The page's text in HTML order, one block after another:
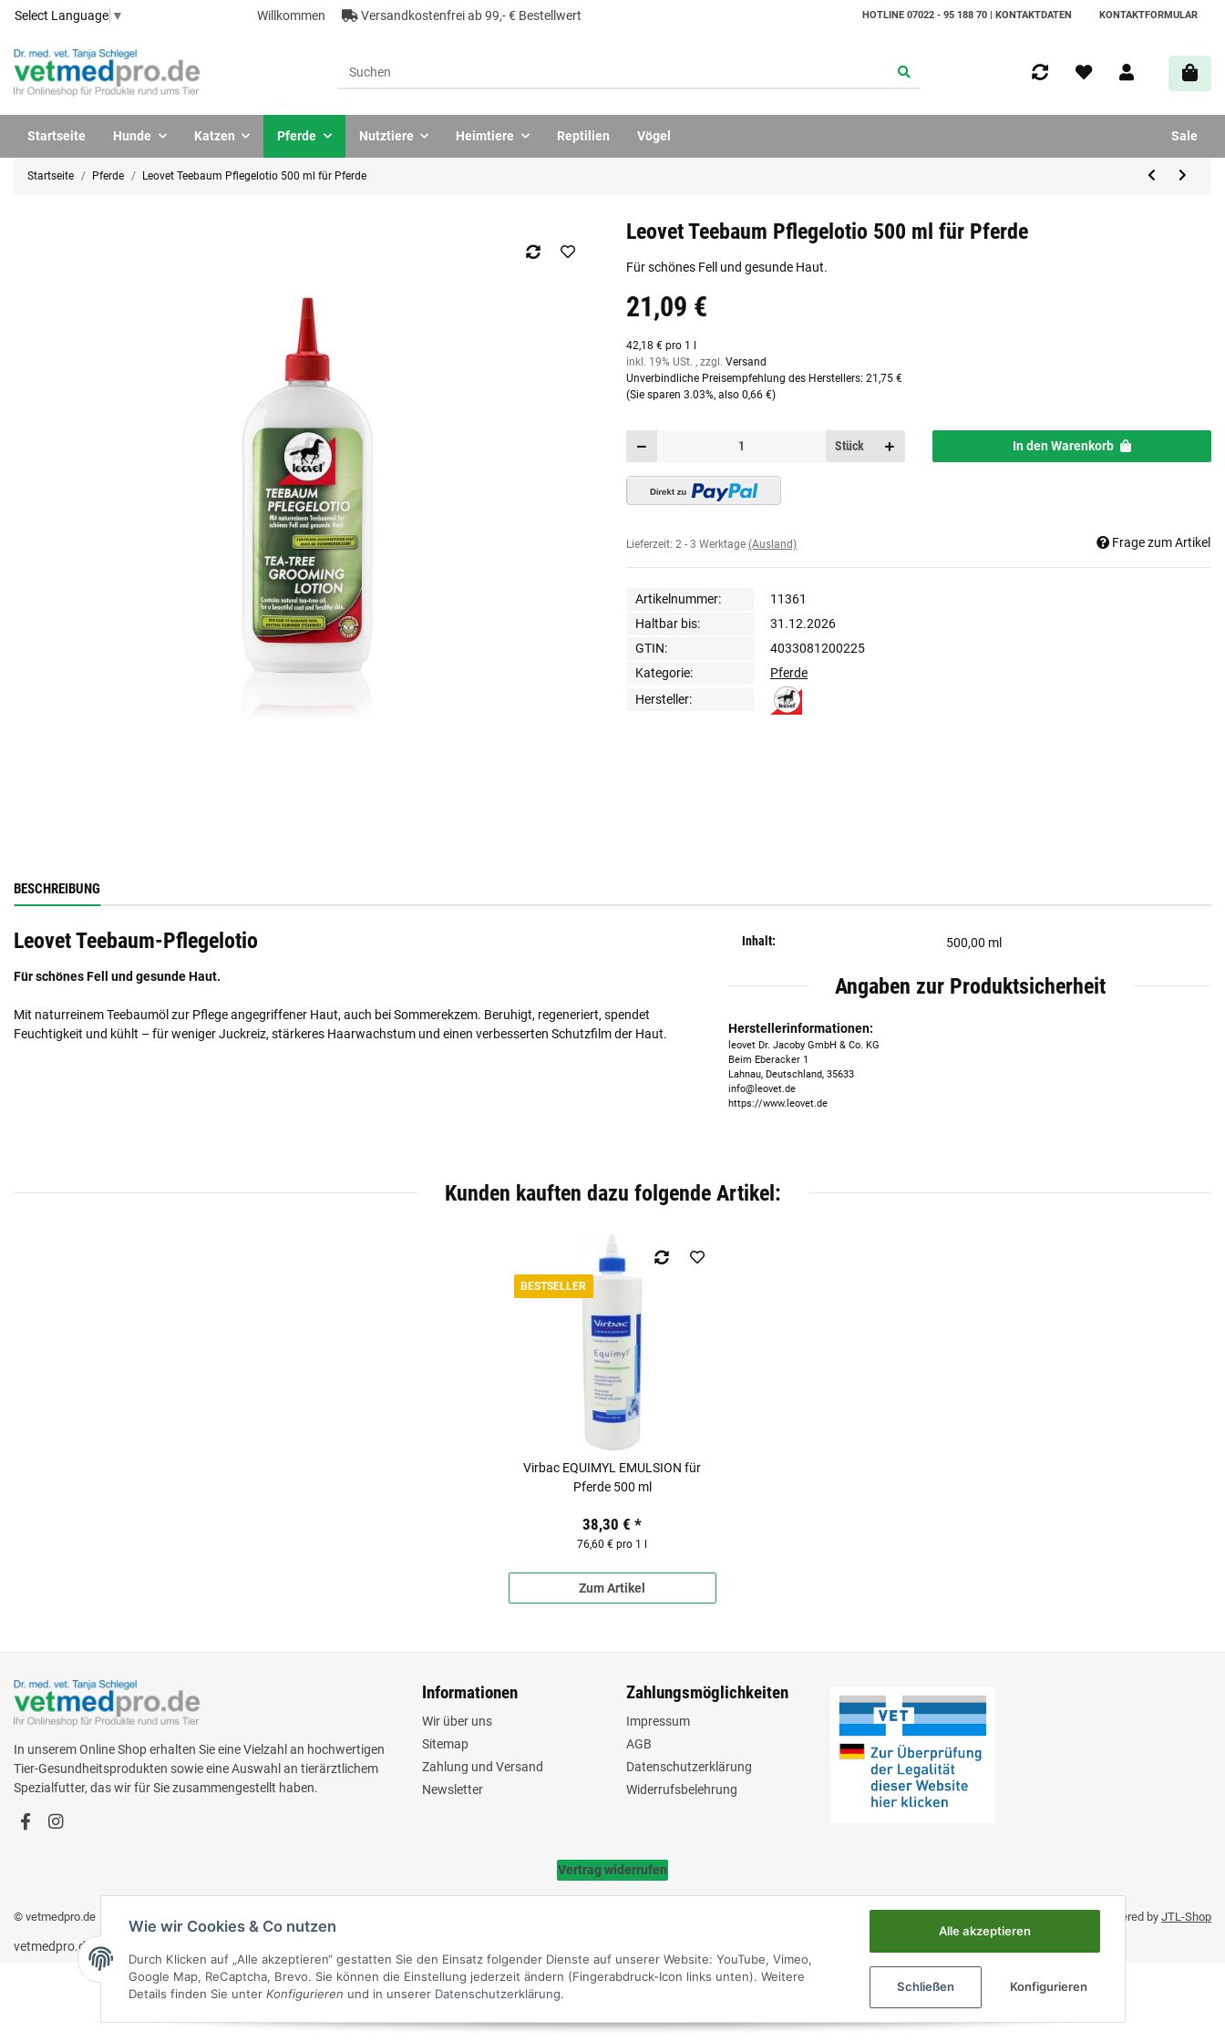
Select Language ▼ Willkommen Versandkostenfrei ab 99,- € Bestellwert HOTLINE 07022 - 95 188 70 | KONTAKTDATEN KONTAKTFORMULAR
Hunde Katzen Pferde Nutztiere Heimtiere Reptilien Vögel
Startseite Sale
Startseite Pferde Leovet Teebaum Pflegelotio 500 ml für Pferde
Leovet Teebaum Pflegelotio 500 ml für Pferde
Für schönes Fell und gesunde Haut.
21,09 €
42,18 € pro 1 l
inkl. 19% USt. , zzgl. Versand
Unverbindliche Preisempfehlung des Herstellers: 21,75 €
(Sie sparen 3.03%, also 0,66 €)
Stück In den Warenkorb
Lieferzeit: 2 - 3 Werktage (Ausland) Frage zum Artikel
Artikelnummer:
11361
Haltbar bis:
31.12.2026
GTIN:
4033081200225
Kategorie:
Pferde
Hersteller:
BESCHREIBUNG
Leovet Teebaum-Pflegelotio
Für schönes Fell und gesunde Haut.
Mit naturreinem Teebaumöl zur Pflege angegriffener Haut, auch bei Sommerekzem. Beruhigt, regeneriert, spendet
Feuchtigkeit und kühlt – für weniger Juckreiz, stärkeres Haarwachstum und einen verbesserten Schutzfilm der Haut.
Inhalt: 500,00 ml
Angaben zur Produktsicherheit
Herstellerinformationen:
leovet Dr. Jacoby GmbH & Co. KG
Beim Eberacker 1
Lahnau, Deutschland, 35633
info@leovet.de
https://www.leovet.de
Kunden kauften dazu folgende Artikel:
BESTSELLER
Virbac EQUIMYL EMULSION für
Pferde 500 ml
38,30 €*
76,60 € pro 1 l
Zum Artikel
In unserem Online Shop erhalten Sie eine Vielzahl an hochwertigen
Tier-Gesundheitsprodukten sowie eine Auswahl an tierärztlichem
Spezialfutter, das wir für Sie zusammengestellt haben.
Informationen
Wir über uns
Sitemap
Zahlung und Versand
Newsletter
Zahlungsmöglichkeiten
Impressum
AGB
Datenschutzerklärung
Widerrufsbelehrung
Vertrag widerrufen
© vetmedpro.de • * Alle Preise inkl. gesetzlicher USt., zzgl. • Powered by JTL-Shop
vetmedpro.de
Wie wir Cookies & Co nutzen
Durch Klicken auf „Alle akzeptieren“ gestatten Sie den Einsatz folgender Dienste auf unserer Website: YouTube, Vimeo,
Google Map, ReCaptcha, Brevo. Sie können die Einstellung jederzeit ändern (Fingerabdruck-Icon links unten). Weitere
Details finden Sie unter Konfigurieren und in unserer Datenschutzerklärung.
Alle akzeptieren
Schließen Konfigurieren